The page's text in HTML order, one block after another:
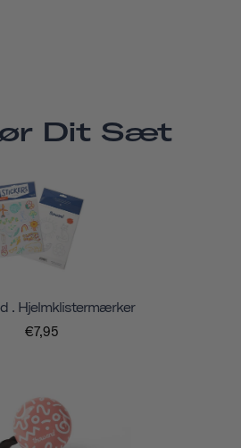
Dit Sæt
. Hjelmklistermærker
€7,95